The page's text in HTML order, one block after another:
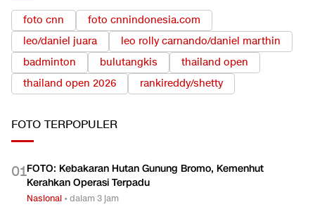
foto cnn
foto cnnindonesia.com
leo/daniel juara
leo rolly carnando/daniel marthin
badminton
bulutangkis
thailand open
thailand open 2026
rankireddy/shetty
FOTO TERPOPULER
01FOTO: Kebakaran Hutan Gunung Bromo, Kemenhut
Kerahkan Operasi Terpadu
Nasional •dalam 3 jam